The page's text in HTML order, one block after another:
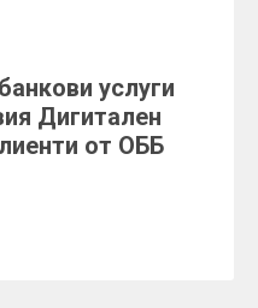
услуги
Дигитален
от ОББ